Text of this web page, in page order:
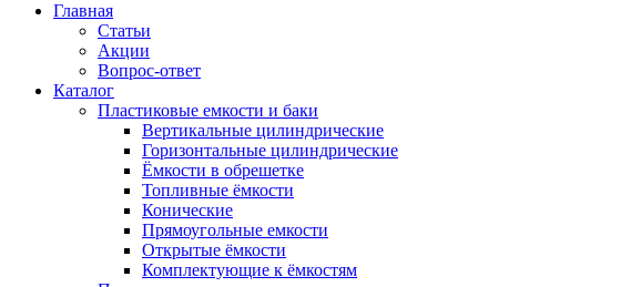
Главная
Статьи
Акции
Вопрос-ответ
Каталог
Пластиковые емкости и баки
Вертикальные цилиндрические
Горизонтальные цилиндрические
Ёмкости в обрешетке
Топливные ёмкости
Конические
Прямоугольные емкости
Открытые ёмкости
Комплектующие к ёмкостям